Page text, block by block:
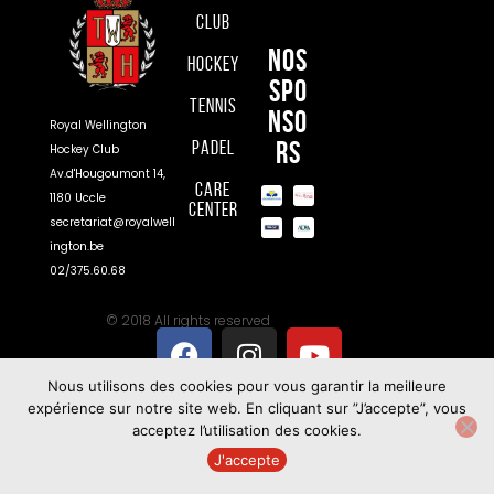
Royal Wellington
Hockey Club
Av.d'Hougoumont 14,
1180 Uccle
secretariat@royalwell
ington.be
02/375.60.68
Club
Hockey
Tennis
Padel
Care
Center
Nos
spo
nso
rs
© 2018 All rights reserved
Nous utilisons des cookies pour vous garantir la meilleure
expérience sur notre site web. En cliquant sur ”J’accepte”, vous
acceptez l’utilisation des cookies.
J'accepte